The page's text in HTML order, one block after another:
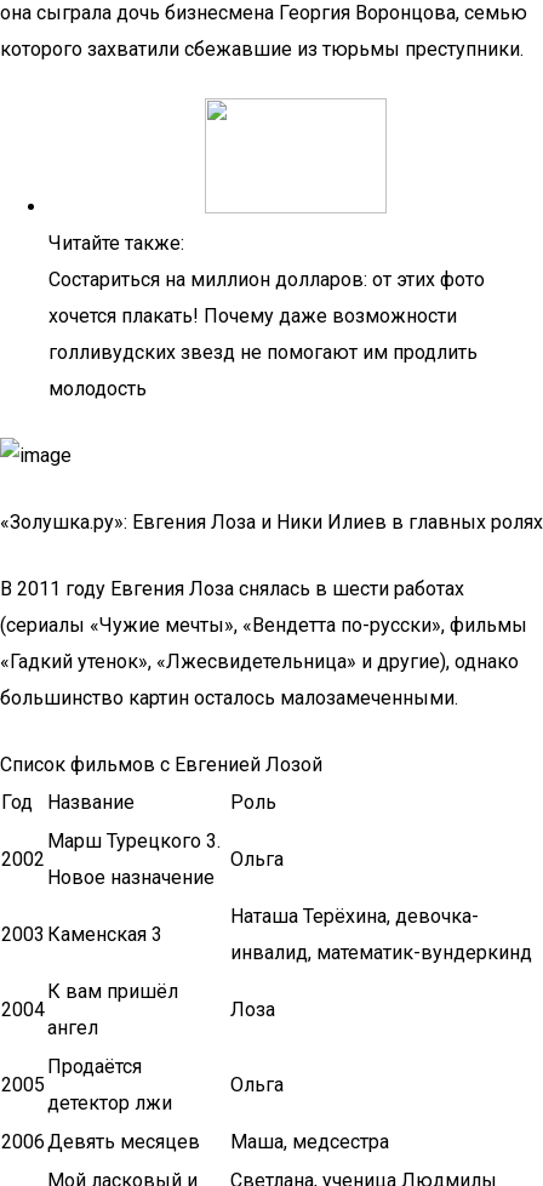
она сыграла дочь бизнесмена Георгия Воронцова, семью
которого захватили сбежавшие из тюрьмы преступники.
Читайте также:
Состариться на миллион долларов: от этих фото
хочется плакать! Почему даже возможности
голливудских звезд не помогают им продлить
молодость
«Золушка.ру»: Евгения Лоза и Ники Илиев в главных ролях
В 2011 году Евгения Лоза снялась в шести работах
(сериалы «Чужие мечты», «Вендетта по-русски», фильмы
«Гадкий утенок», «Лжесвидетельница» и другие), однако
большинство картин осталось малозамеченными.
Список фильмов с Евгенией Лозой
Год
Название Роль
2002
Марш Турецкого 3.
Новое назначение
Ольга
2003 Каменская 3
Наташа Терёхина, девочка-
инвалид, математик-вундеркинд
2004
К вам пришёл
ангел
Лоза
2005
Продаётся
детектор лжи
Ольга
2006Девять месяцев
Маша, медсестра
Мой ласковый и
Светлана, ученица Людмилы